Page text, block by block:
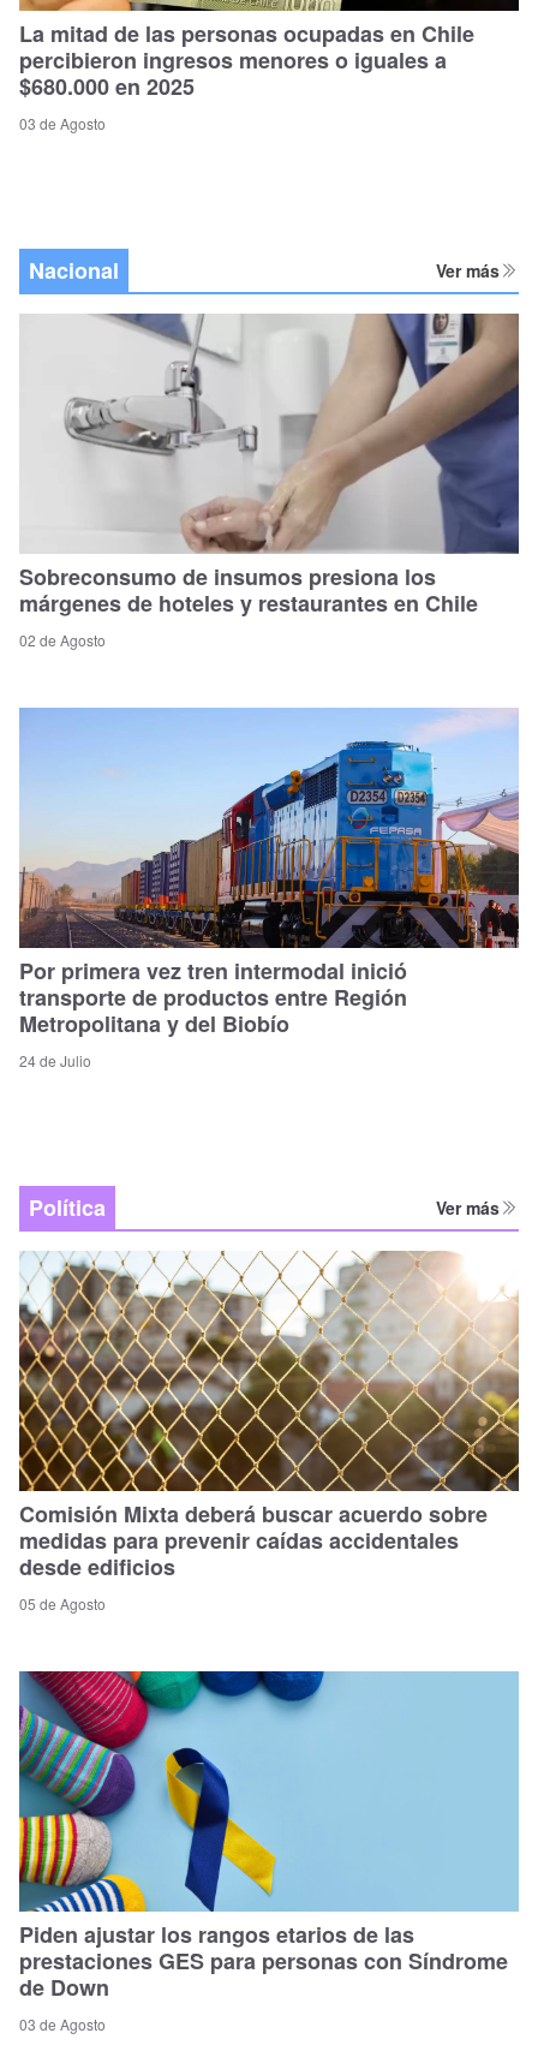
La mitad de las personas ocupadas en Chile
percibieron ingresos menores o iguales a
$680.000 en 2025
03 de Agosto
Nacional Ver más
Sobreconsumo de insumos presiona los
márgenes de hoteles y restaurantes en Chile
02 de Agosto
Por primera vez tren intermodal inició
transporte de productos entre Región
Metropolitana y del Biobío
24 de Julio
Política Ver más
Comisión Mixta deberá buscar acuerdo sobre
medidas para prevenir caídas accidentales
desde edificios
05 de Agosto
Piden ajustar los rangos etarios de las
prestaciones GES para personas con Síndrome
de Down
03 de Agosto